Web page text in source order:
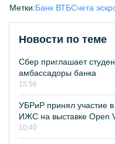
Метки:Банк ВТБСчета
Новости по теме
Сбер приглашает
амбассадоры банка
15:56
УБРиР принял участие
ИЖС на выставке Open
10:40